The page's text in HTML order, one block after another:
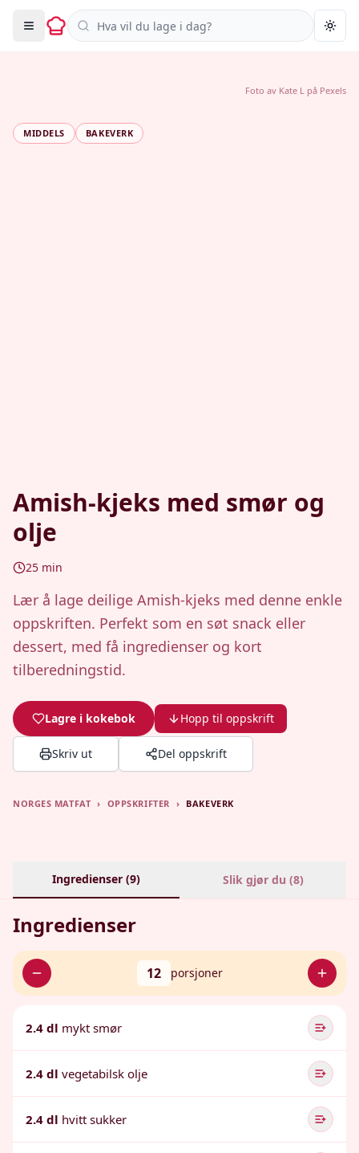
Søk i oppskrifter
MIDDELS BAKEVERK
Amish-kjeks med smør og
olje
25 min
Lær å lage deilige Amish-kjeks med denne enkle
oppskriften. Perfekt som en søt snack eller
dessert, med få ingredienser og kort
tilberedningstid.
Lagre i kokebok Hopp til oppskrift
Skriv ut Del oppskrift
Foto av Kate L på Pexels
NORGES MATFAT › OPPSKRIFTER › BAKEVERK
Ingredienser (9) Slik gjør du (8)
Ingredienser
12 porsjoner
2.4 dl mykt smør
2.4 dl vegetabilsk olje
2.4 dl hvitt sukker